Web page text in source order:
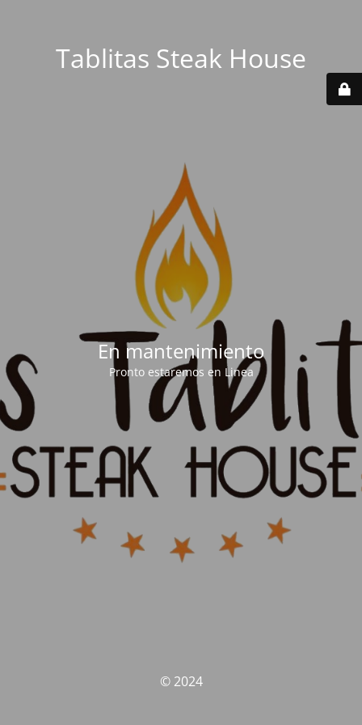
Tablitas Steak House
En mantenimiento
Pronto estaremos en Linea
© 2024